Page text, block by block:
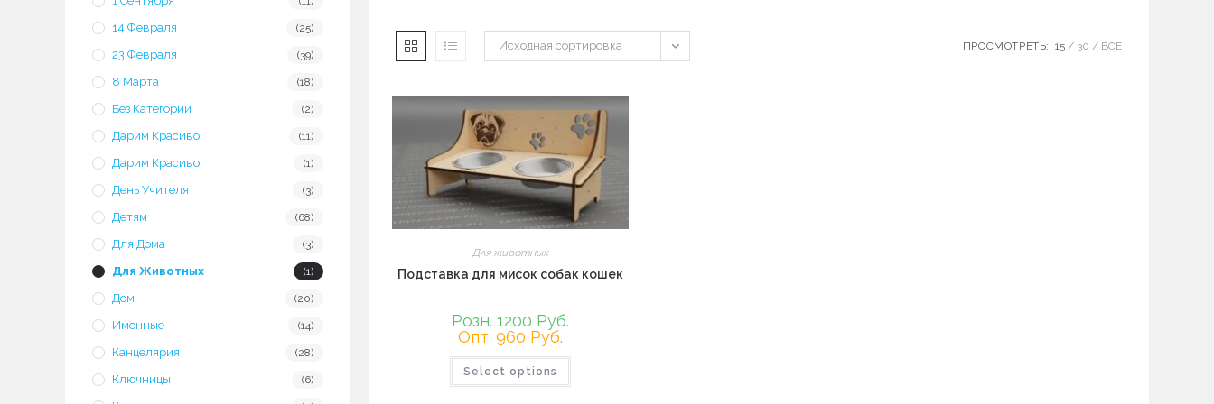
Исходная сортировка ПРОСМОТРЕТЬ: 15 30 ВСЕ
Для животных
Подставка для мисок собак кошек
Розн. 1200 Руб.
Опт. 960 Руб.
Select options
имеет
14 Февраля (25)
23 Февраля (39)
8 Марта (18)
Без Категории (2)
Дарим Красиво (11)
Дарим Красиво (1)
День Учителя (3)
Детям (68)
Для Дома (3)
Для Животных (1)
Дом (20)
Именные (14)
Канцелярия (28)
Ключницы (6)